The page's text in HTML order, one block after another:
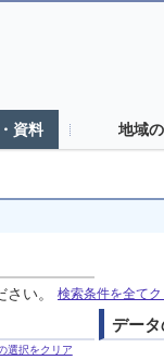
資料 地域
い。 検索条件を全てク
選択をクリア
デー